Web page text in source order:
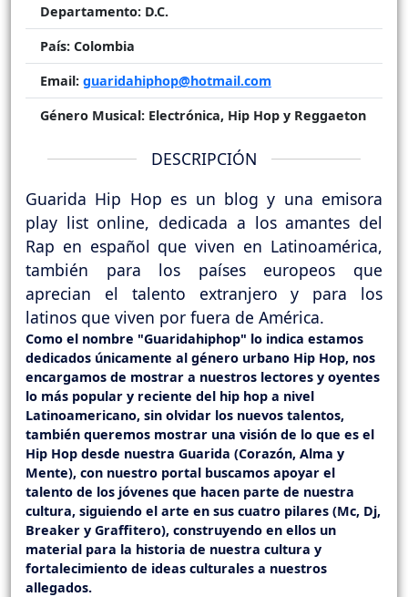
Departamento: D.C.
País: Colombia
Email: guaridahiphop@hotmail.com
Género Musical: Electrónica, Hip Hop y Reggaeton
DESCRIPCIÓN
Guarida Hip Hop es un blog y una emisora
play list online, dedicada a los amantes del
Rap en español que viven en Latinoamérica,
también para los países europeos que
aprecian el talento extranjero y para los
latinos que viven por fuera de América.
Como el nombre "Guaridahiphop" lo indica estamos
dedicados únicamente al género urbano Hip Hop, nos
encargamos de mostrar a nuestros lectores y oyentes
lo más popular y reciente del hip hop a nivel
Latinoamericano, sin olvidar los nuevos talentos,
también queremos mostrar una visión de lo que es el
Hip Hop desde nuestra Guarida (Corazón, Alma y
Mente), con nuestro portal buscamos apoyar el
talento de los jóvenes que hacen parte de nuestra
cultura, siguiendo el arte en sus cuatro pilares (Mc, Dj,
Breaker y Graffitero), construyendo en ellos un
material para la historia de nuestra cultura y
fortalecimiento de ideas culturales a nuestros
allegados.